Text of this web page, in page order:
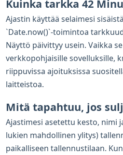
Kuinka tarkka 42
Ajastin käyttää selaimesi
`Date.now()`-toimintoa
Näyttö päivittyy usein. Vaikka
verkkopohjaisille sovelluksille,
riippuvissa ajoituksissa
laitteistoa.
Mitä tapahtuu, jos
Ajastimesi asetettu kesto, nimi
lukien mahdollinen ylitys)
paikalliseen tallennustilaan.